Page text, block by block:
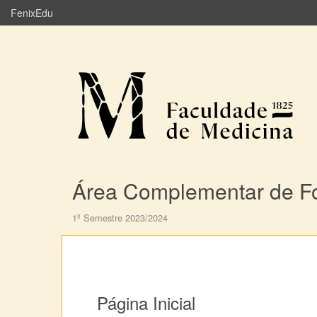
FenixEdu
Área Complementar de
1º Semestre 2023/2024
Página Inicial